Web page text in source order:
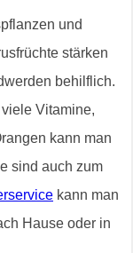
und
stärken
behilflich.
Vitamine,
kann man
sind auch zum
kann man
Hause oder in